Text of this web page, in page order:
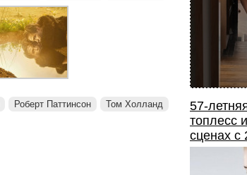
Роберт Паттинсон Том Холланд
57-
топлесс
сценах с